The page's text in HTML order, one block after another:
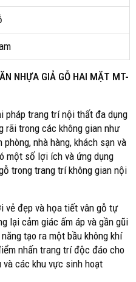
NHỰA GIẢ GỖ HAI MẶT MT-
pháp trang trí nội thất đa dụng
rãi trong các không gian như
phòng, nhà hàng, khách sạn và
một số lợi ích và ứng dụng
trong trang trí không gian nội
vẻ đẹp và họa tiết vân gỗ tự
lại cảm giác ấm áp và gần gũi
tạo ra một bầu không khí
nhấn trang trí độc đáo cho
và các khu vực sinh hoạt